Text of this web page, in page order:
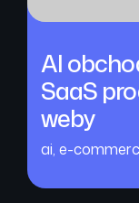
AI
SaaS
weby
ai, e-